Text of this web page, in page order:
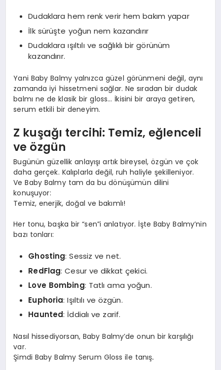
Dudaklara hem renk verir hem bakım yapar
İlk sürüşte yoğun nem kazandırır
Dudaklara ışıltılı ve sağlıklı bir görünüm
kazandırır.
Yani Baby Balmy yalnızca güzel görünmeni değil, aynı
zamanda iyi hissetmeni sağlar. Ne sıradan bir dudak
balmı ne de klasik bir gloss… İkisini bir araya getiren,
serum etkili bir deneyim.
Z kuşağı tercihi: Temiz, eğlenceli
ve özgün
Bugünün güzellik anlayışı artık bireysel, özgün ve çok
daha gerçek. Kalıplarla değil, ruh haliyle şekilleniyor.
Ve Baby Balmy tam da bu dönüşümün dilini
konuşuyor:
Temiz, enerjik, doğal ve bakımlı!
Her tonu, başka bir “sen”i anlatıyor. İşte Baby Balmy’nin
bazı tonları:
Ghosting: Sessiz ve net.
RedFlag: Cesur ve dikkat çekici.
Love Bombing: Tatlı ama yoğun.
Euphoria: Işıltılı ve özgün.
Haunted: İddialı ve zarif.
Nasıl hissediyorsan, Baby Balmy’de onun bir karşılığı
var.
Şimdi Baby Balmy Serum Gloss ile tanış.